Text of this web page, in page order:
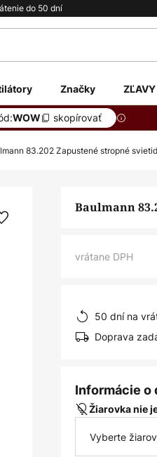
do 50 dní
Značky ZĽAVY
WOW skopírovať
83.202 Zapustené stropné
Baulmann
vrátane DPH
50 dní na
Doprava
Informácie o
Žiarovka nie
Vyberte